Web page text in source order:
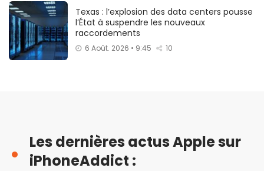
Texas : l’explosion des data centers pousse
l’État à suspendre les nouveaux
raccordements
6 Août. 2026 • 9:45 10
Les dernières actus Apple sur
iPhoneAddict :